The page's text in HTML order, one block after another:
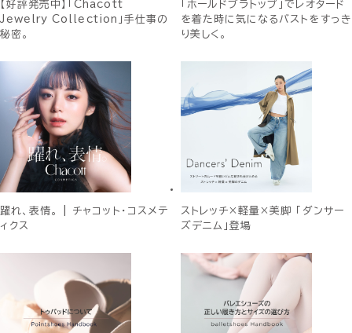
【好評発売中】「Chacott
Jewelry Collection」手仕事の
秘密。
「ホールドブラトップ」でレオタード
を着た時に気になるバストをすっき
り美しく。
躍れ、表情。 | チャコット・コスメテ
ィクス
ストレッチ×軽量×美脚 「ダンサー
ズデニム」登場